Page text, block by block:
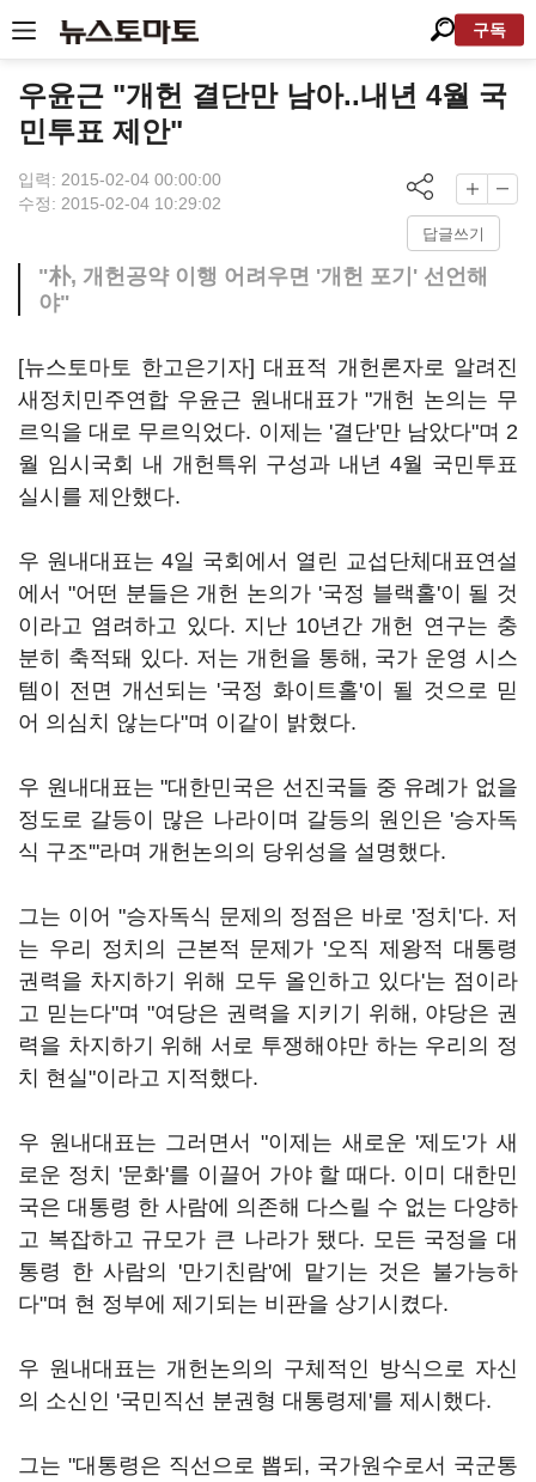
구독
우윤근 "개헌 결단만 남아..내년 4월 국
민투표 제안"
입력: 2015-02-04 00:00:00
수정: 2015-02-04 10:29:02
답글쓰기
"朴, 개헌공약 이행 어려우면 '개헌 포기' 선언해
야"
[뉴스토마토 한고은기자] 대표적 개헌론자로 알려진
새정치민주연합 우윤근 원내대표가 "개헌 논의는 무
르익을 대로 무르익었다. 이제는 '결단'만 남았다"며 2
월 임시국회 내 개헌특위 구성과 내년 4월 국민투표
실시를 제안했다.
우 원내대표는 4일 국회에서 열린 교섭단체대표연설
에서 "어떤 분들은 개헌 논의가 '국정 블랙홀'이 될 것
이라고 염려하고 있다. 지난 10년간 개헌 연구는 충
분히 축적돼 있다. 저는 개헌을 통해, 국가 운영 시스
템이 전면 개선되는 '국정 화이트홀'이 될 것으로 믿
어 의심치 않는다"며 이같이 밝혔다.
우 원내대표는 "대한민국은 선진국들 중 유례가 없을
정도로 갈등이 많은 나라이며 갈등의 원인은 '승자독
식 구조'"라며 개헌논의의 당위성을 설명했다.
그는 이어 "승자독식 문제의 정점은 바로 '정치'다. 저
는 우리 정치의 근본적 문제가 '오직 제왕적 대통령
권력을 차지하기 위해 모두 올인하고 있다'는 점이라
고 믿는다"며 "여당은 권력을 지키기 위해, 야당은 권
력을 차지하기 위해 서로 투쟁해야만 하는 우리의 정
치 현실"이라고 지적했다.
우 원내대표는 그러면서 "이제는 새로운 '제도'가 새
로운 정치 '문화'를 이끌어 가야 할 때다. 이미 대한민
국은 대통령 한 사람에 의존해 다스릴 수 없는 다양하
고 복잡하고 규모가 큰 나라가 됐다. 모든 국정을 대
통령 한 사람의 '만기친람'에 맡기는 것은 불가능하
다"며 현 정부에 제기되는 비판을 상기시켰다.
우 원내대표는 개헌논의의 구체적인 방식으로 자신
의 소신인 '국민직선 분권형 대통령제'를 제시했다.
그는 "대통령은 직선으로 뽑되, 국가원수로서 국군통